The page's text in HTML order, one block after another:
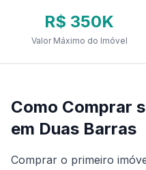
R$ 350K
Valor Máximo do Imóvel
Como Comprar
em Duas Barras
Comprar o primeiro